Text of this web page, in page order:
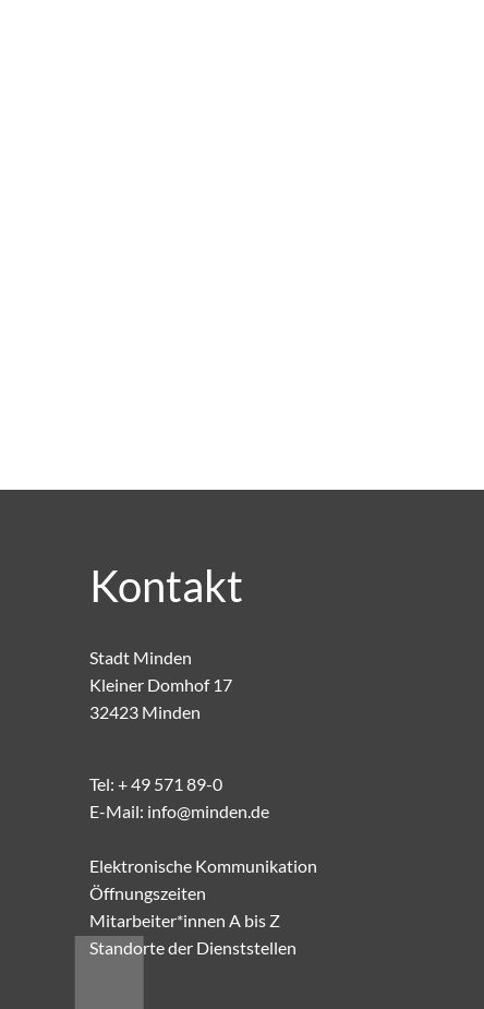
Kontakt
Stadt Minden
Kleiner Domhof 17
32423 Minden
Tel: + 49 571 89-0
E-Mail: info@minden.de
Elektronische Kommunikation
Öffnungszeiten
Mitarbeiter*innen A bis Z
Standorte der Dienststellen